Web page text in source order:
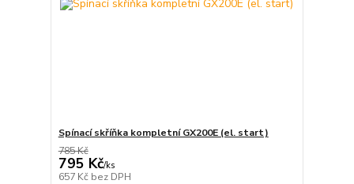
Spínací skříňka kompletní GX200E (el. start)
785 Kč
795 Kč/ks
657 Kč bez DPH